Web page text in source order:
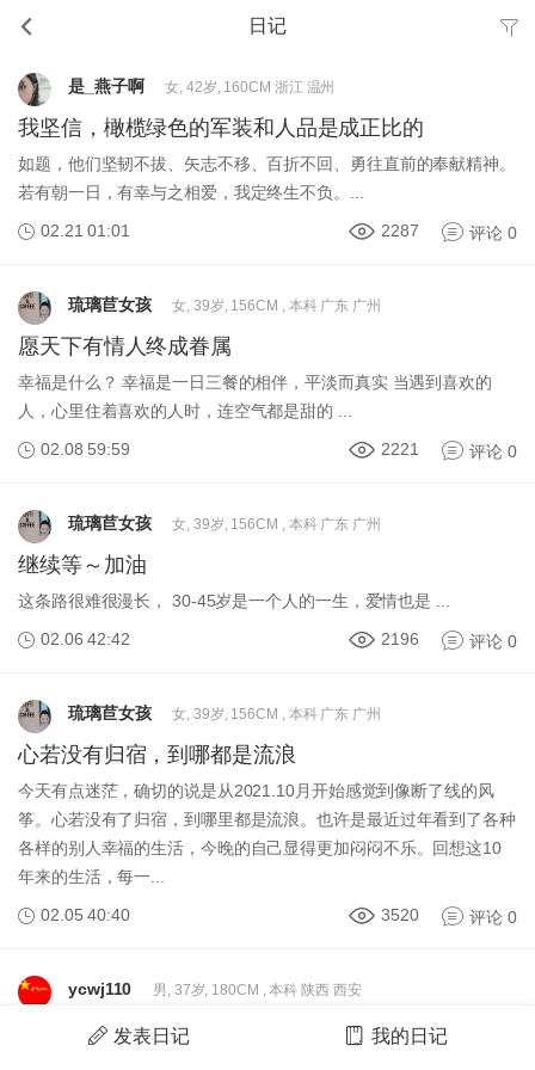
日记
是_燕子啊 女, 42岁, 160CM 浙江 温州
我坚信，橄榄绿色的军装和人品是成正比的
如题，他们坚韧不拔、矢志不移、百折不回、勇往直前的奉献精神。
若有朝一日，有幸与之相爱，我定终生不负。...
评论 0
2287
02.21 01:01
琉璃苣女孩女, 39岁, 156CM , 本科 广东 广州
愿天下有情人终成眷属
幸福是什么？ 幸福是一日三餐的相伴，平淡而真实 当遇到喜欢的
人，心里住着喜欢的人时，连空气都是甜的 ...
评论 0
2221
02.08 59:59
琉璃苣女孩女, 39岁, 156CM , 本科 广东 广州
继续等～加油
这条路很难很漫长， 30-45岁是一个人的一生，爱情也是 ...
评论 0
2196
02.06 42:42
琉璃苣女孩女, 39岁, 156CM , 本科 广东 广州
心若没有归宿，到哪都是流浪
今天有点迷茫，确切的说是从2021.10月开始感觉到像断了线的风
筝。心若没有了归宿，到哪里都是流浪。也许是最近过年看到了各种
各样的别人幸福的生活，今晚的自己显得更加闷闷不乐。回想这10
年来的生活，每一...
评论 0
3520
02.05 40:40
ycwj110 男, 37岁, 180CM , 本科 陕西 西安
武警特战少校征女友
发表日记 我的日记